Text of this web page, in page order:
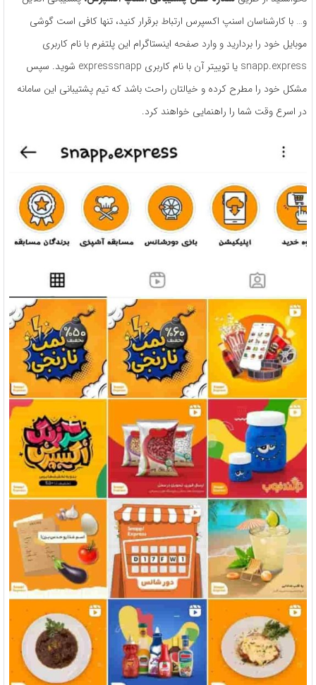
و… با کارشناسان اسنپ اکسپرس ارتباط برقرار کنید، تنها کافی است گوشی
موبایل خود را بردارید و وارد صفحه اینستاگرام این پلتفرم با نام کاربری
snapp.express یا توییتر آن با نام کاربری expresssnapp شوید. سپس
مشکل خود را مطرح کرده و خیالتان راحت باشد که تیم پشتیبانی این سامانه
در اسرع وقت شما را راهنمایی خواهند کرد.